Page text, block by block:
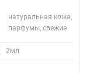
натуральная кожа,
парфумы, свежие
2мл